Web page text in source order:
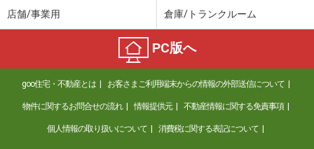
店舗/事業用 倉庫/トランクルーム
PC版へ
goo住宅・不動産とは お客さまご利用端末からの情報の外部送信について
物件に関するお問合せの流れ 情報提供元 不動産情報に関する免責事項
個人情報の取り扱いについて 消費税に関する表記について